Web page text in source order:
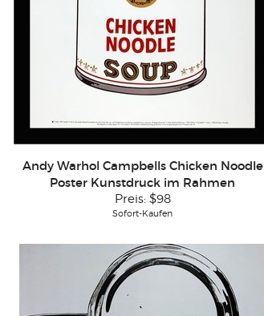
Andy Warhol Campbells Chicken Noodle
Poster Kunstdruck im Rahmen
Preis: $98
Sofort-Kaufen